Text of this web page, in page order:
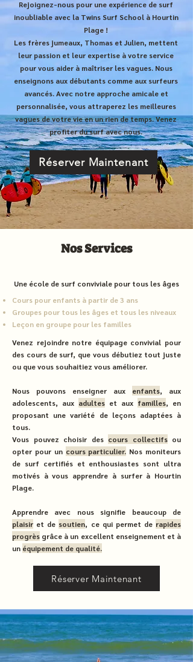
Rejoignez-nous pour une expérience de surf
inoubliable avec la Twins Surf School à Hourtin
Plage !
Les frères jumeaux, Thomas et Julien, mettent
leur passion et leur expertise à votre service
pour vous aider à maîtriser les vagues. Nous
enseignons aux débutants comme aux surfeurs
avancés. Avec notre approche amicale et
personnalisée, vous attraperez les meilleures
vagues de votre vie en un rien de temps. Venez
profiter du surf avec nous.
Réserver Maintenant
Nos Services
Une école de surf conviviale pour tous les âges
Cours pour enfants à partir de 3 ans
Groupes pour tous les âges et tous les niveaux
Leçon en groupe pour les familles
Venez rejoindre notre équipage convivial pour
des cours de surf, que vous débutiez tout juste
ou que vous souhaitiez vous améliorer.
Nous pouvons enseigner aux enfants, aux
adolescents, aux adultes et aux familles, en
proposant une variété de leçons adaptées à
tous.
Vous pouvez choisir des cours collectifsou
opter pour un cours particulier. Nos moniteurs
de surf certifiés et enthousiastes sont ultra
motivés à vous apprendre à surfer à Hourtin
Plage.
Apprendre avec nous signifie beaucoup de
plaisir et de soutien, ce qui permet de rapides
progrès grâce à un excellent enseignement et à
un équipement de qualité.
Réserver Maintenant